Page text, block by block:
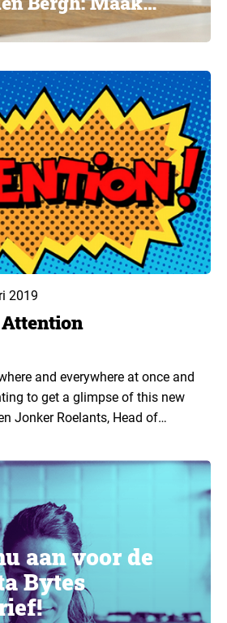
echt co-creatie
2019
and everywhere at once and
to get a glimpse of this new
Jonker Roelants, Head of
from the ‘Attention War’
aan voor de
Bytes